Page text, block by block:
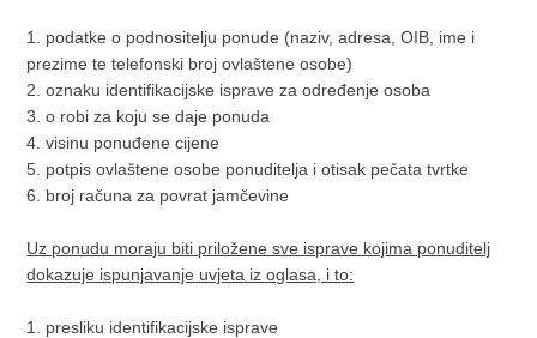
1. podatke o podnositelju ponude (naziv, adresa, OIB, ime i
prezime te telefonski broj ovlaštene osobe)
2. oznaku identifikacijske isprave za određenje osoba
3. o robi za koju se daje ponuda
4. visinu ponuđene cijene
5. potpis ovlaštene osobe ponuditelja i otisak pečata tvrtke
6. broj računa za povrat jamčevine
Uz ponudu moraju biti priložene sve isprave kojima ponuditelj
dokazuje ispunjavanje uvjeta iz oglasa, i to:
1. presliku identifikacijske isprave